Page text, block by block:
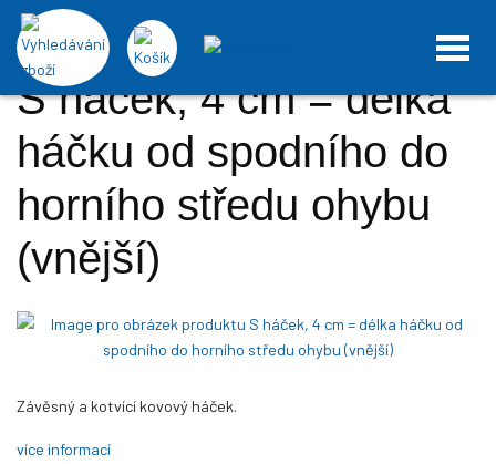
DOMŮ Doplňky plachet, kotvící lana, háčky
S háček, 4 cm = délka háčku od spodního do horního středu ohybu (vnější)
S háček, 4 cm = délka
háčku od spodního do
horního středu ohybu
(vnější)
Závěsný a kotvící kovový háček.
více informací